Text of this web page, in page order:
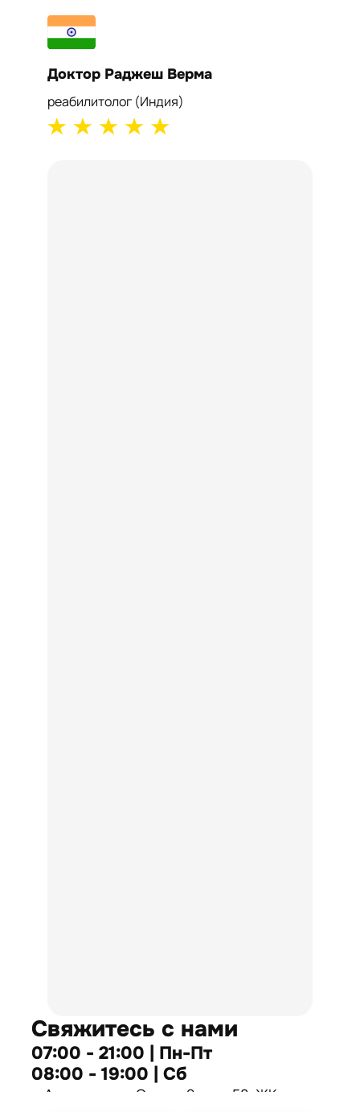
Доктор Раджеш Верма
реабилитолог (Индия)
Свяжитесь с нами
07:00 - 21:00 | Пн-Пт
08:00 - 19:00 | Сб
г. Алматы, мкр. Самал-2, дом 58, ЖК